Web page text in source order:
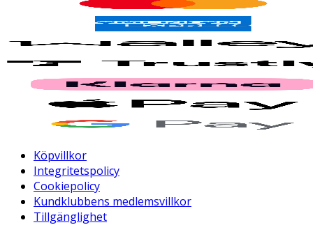
Köpvillkor
Integritetspolicy
Cookiepolicy
Kundklubbens medlemsvillkor
Tillgänglighet